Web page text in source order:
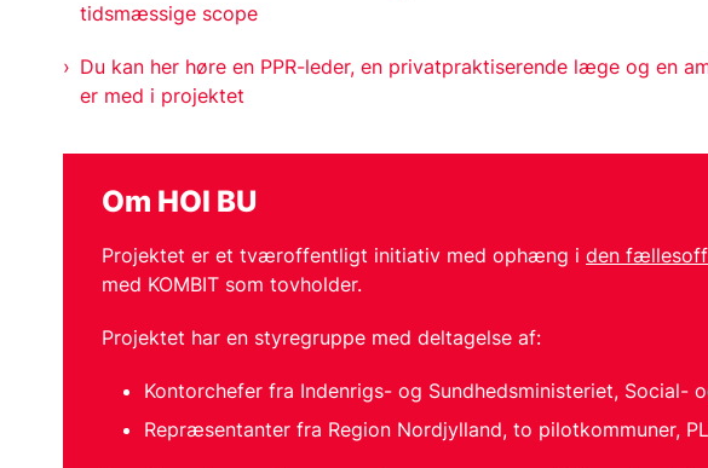
tidsmæssige scope
Du kan her høre en PPR-leder, en privatpraktiserende læge og en
er med i projektet
Om HOI BU
Projektet er et tværoffentligt initiativ med ophæng i den
med KOMBIT som tovholder.
Projektet har en styregruppe med deltagelse af:
Kontorchefer fra Indenrigs- og Sundhedsministeriet, Social-
Repræsentanter fra Region Nordjylland, to pilotkommuner,